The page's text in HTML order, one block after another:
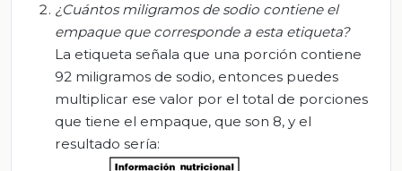
¿Cuántos miligramos de sodio contiene el
empaque que corresponde a esta etiqueta?
La etiqueta señala que una porción contiene
92 miligramos de sodio, entonces puedes
multiplicar ese valor por el total de porciones
que tiene el empaque, que son 8, y el
resultado sería: